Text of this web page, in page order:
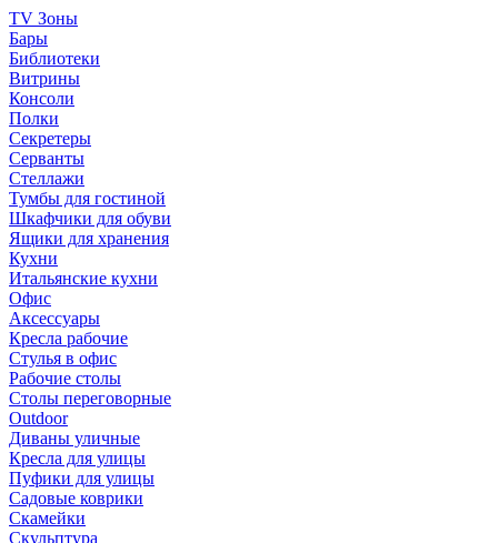
TV Зоны
Бары
Библиотеки
Витрины
Консоли
Полки
Секретеры
Серванты
Стеллажи
Тумбы для гостиной
Шкафчики для обуви
Ящики для хранения
Кухни
Итальянские кухни
Офис
Аксессуары
Кресла рабочие
Стулья в офис
Рабочие столы
Столы переговорные
Outdoor
Диваны уличные
Кресла для улицы
Пуфики для улицы
Садовые коврики
Скамейки
Скульптура